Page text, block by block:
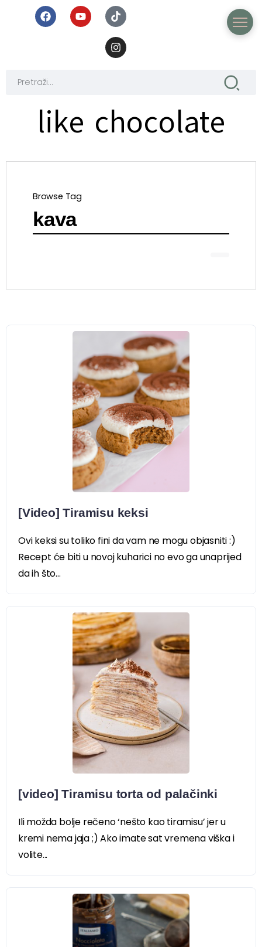
like chocolate
Browse Tag
kava
[Video] Tiramisu keksi
Ovi keksi su toliko fini da vam ne mogu objasniti :)
Recept će biti u novoj kuharici no evo ga unaprijed
da ih što...
[video] Tiramisu torta od palačinki
Ili možda bolje rečeno ‘nešto kao tiramisu’ jer u
kremi nema jaja ;) Ako imate sat vremena viška i
volite...